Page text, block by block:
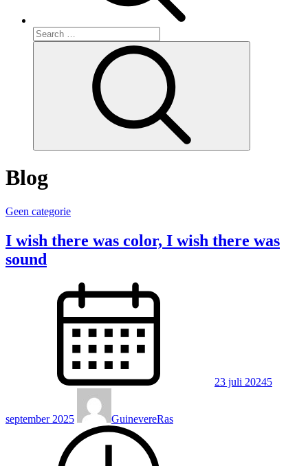
Search
for:
Blog
Geen categorie
I wish there was color, I wish there was
sound
23 juli 20245
september 2025 GuinevereRas